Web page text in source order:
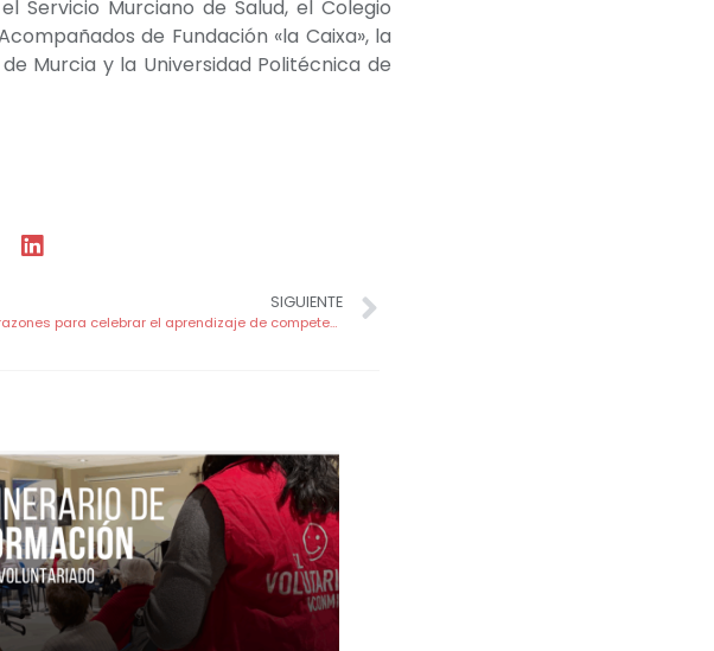
Servicio Murciano de Salud, el Colegio
de Fundación «la Caixa», la
Murcia y la Universidad Politécnica de
SIGUIENTE
107 buenas razones para celebrar el aprendizaje de competencias soft skills en Talante Solidario